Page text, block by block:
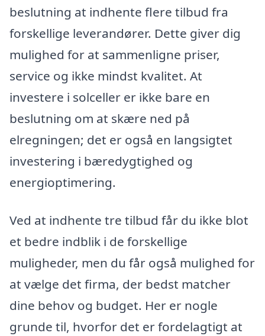
beslutning at indhente flere tilbud fra
forskellige leverandører. Dette giver dig
mulighed for at sammenligne priser,
service og ikke mindst kvalitet. At
investere i solceller er ikke bare en
beslutning om at skære ned på
elregningen; det er også en langsigtet
investering i bæredygtighed og
energioptimering.
Ved at indhente tre tilbud får du ikke blot
et bedre indblik i de forskellige
muligheder, men du får også mulighed for
at vælge det firma, der bedst matcher
dine behov og budget. Her er nogle
grunde til, hvorfor det er fordelagtigt at